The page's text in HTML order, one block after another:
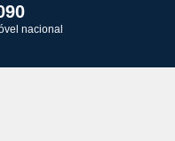
nacional